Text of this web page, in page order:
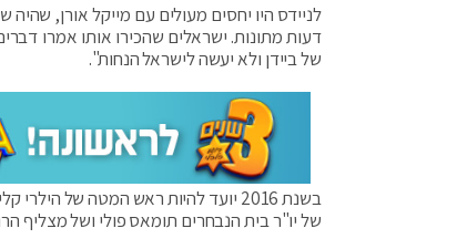
לניידס היו יחסים מעולים עם מייקל אורן, שהיה
דעות מתונות. ישראלים שהכירו אותו אמרו
של ביידן ולא יעשה לישראל הנחות".
בשנת 2016 יועד להיות ראש המטה של
של יו"ר בית הנבחרים תומאס פולי ושל מצליף